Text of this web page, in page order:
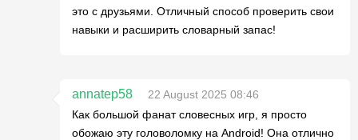
это с друзьями. Отличный способ проверить свои
навыки и расширить словарный запас!
annatep58
22 August 2025 08:46
Как большой фанат словесных игр, я просто
обожаю эту головоломку на Android! Она отлично